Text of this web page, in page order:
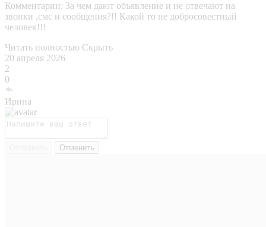
Комментарии: За чем дают объявление и не отвечают на
звонки ,смс и сообщения?!! Какой то не добросовестный
человек!!!
Читать полностью Скрыть
20 апреля 2026
2
0
Ирина
Отменить